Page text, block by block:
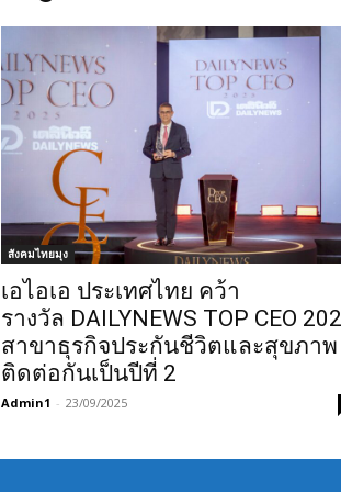
สังคมไทยมุง
เอไอเอ ประเทศไทย คว้า
รางวัล DAILYNEWS TOP CEO
สาขาธุรกิจประกันชีวิตและสุขภาพ
ติดต่อกันเป็นปีที่ 2
Admin1 - 23/09/2025